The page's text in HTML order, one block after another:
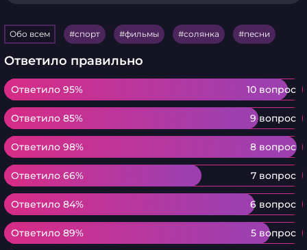
Обо всем спорт фильмы солянка песни
Ответило правильно
Ответило 95% 10 вопрос
Ответило 95%
Ответило 85% 9 вопрос
Ответило 85%
Ответило 98% 8 вопрос
Ответило 98%
Ответило 66% 7 вопрос
Ответило 66%
Ответило 84% 6 вопрос
Ответило 84%
Ответило 89% 5 вопрос
Ответило 89%